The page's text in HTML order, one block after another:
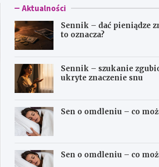
Aktualności
Sennik – dać pieniądze
to oznacza?
Sennik – szukanie
ukryte znaczenie snu
Sen o omdleniu – co
Sen o omdleniu – co